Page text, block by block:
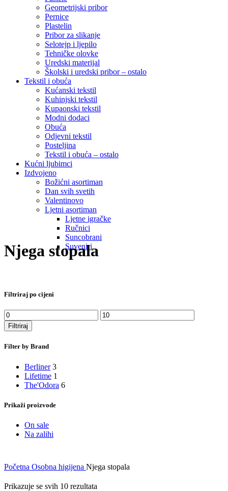
Geometrijski pribor
Pernice
Plastelin
Pribor za slikanje
Selotejp i ljepilo
Tehničke olovke
Uredski materijal
Školski i uredski pribor – ostalo
Tekstil i obuća
Kućanski tekstil
Kuhinjski tekstil
Kupaonski tekstil
Modni dodaci
Obuća
Odjevni tekstil
Posteljina
Tekstil i obuća – ostalo
Kućni ljubimci
Izdvojeno
Božićni asortiman
Dan svih svetih
Valentinovo
Ljetni asortiman
Ljetne igračke
Ručnici
Suncobrani
Suveniri
Njega stopala
Filtriraj po cijeni
Min
cijena
Maks
cijena
Filtriraj
Filter by Brand
Berliner 3
Lifetime 1
The'Odora 6
Prikaži proizvode
On sale
Na zalihi
Početna Osobna higijena Njega stopala
Prikazuje se svih 10 rezultata